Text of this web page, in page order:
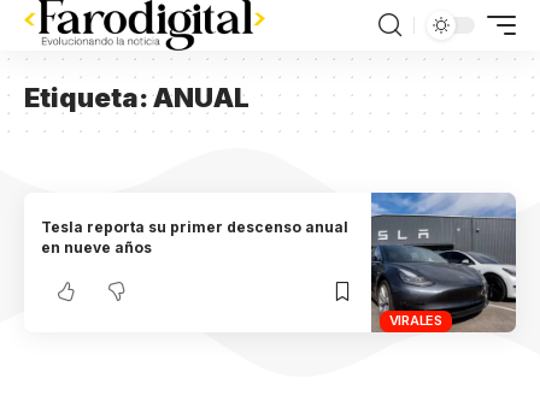
Etiqueta:ANUAL
VIRALES
Tesla reporta su primer descenso anual
en nueve años